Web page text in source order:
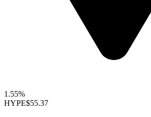
1.55%
HYPE$55.37